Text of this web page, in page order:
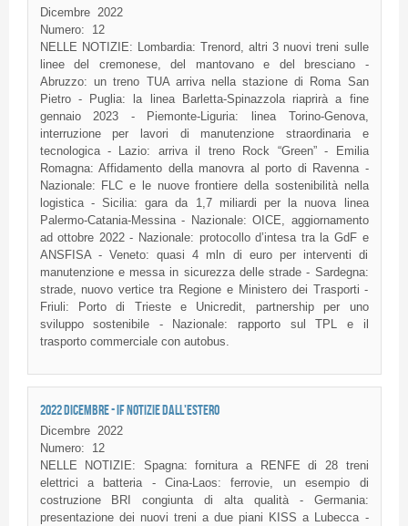
Dicembre
2022
Numero:
12
NELLE NOTIZIE: Lombardia: Trenord, altri 3 nuovi treni sulle
linee del cremonese, del mantovano e del bresciano -
Abruzzo: un treno TUA arriva nella stazione di Roma San
Pietro - Puglia: la linea Barletta-Spinazzola riaprirà a fine
gennaio 2023 - Piemonte-Liguria: linea Torino-Genova,
interruzione per lavori di manutenzione straordinaria e
tecnologica - Lazio: arriva il treno Rock “Green” - Emilia
Romagna: Affidamento della manovra al porto di Ravenna -
Nazionale: FLC e le nuove frontiere della sostenibilità nella
logistica - Sicilia: gara da 1,7 miliardi per la nuova linea
Palermo-Catania-Messina - Nazionale: OICE, aggiornamento
ad ottobre 2022 - Nazionale: protocollo d’intesa tra la GdF e
ANSFISA - Veneto: quasi 4 mln di euro per interventi di
manutenzione e messa in sicurezza delle strade - Sardegna:
strade, nuovo vertice tra Regione e Ministero dei Trasporti -
Friuli: Porto di Trieste e Unicredit, partnership per uno
sviluppo sostenibile - Nazionale: rapporto sul TPL e il
trasporto commerciale con autobus.
2022 DICEMBRE - IF NOTIZIE DALL'ESTERO
Dicembre 2022
Numero:
12
NELLE NOTIZIE: Spagna: fornitura a RENFE di 28 treni
elettrici a batteria - Cina-Laos: ferrovie, un esempio di
costruzione BRI congiunta di alta qualità - Germania:
presentazione dei nuovi treni a due piani KISS a Lubecca -